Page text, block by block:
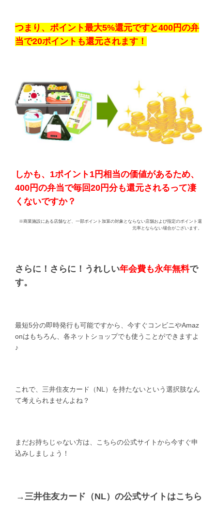
つまり、ポイント最大5%還元ですと400円の弁
当で20ポイントも還元されます！
しかも、1ポイント1円相当の価値があるため、
400円の弁当で毎回20円分も還元されるって凄
くないですか？
※商業施設にある店舗など、一部ポイント加算の対象とならない店舗および指定のポイント還
元率とならない場合がございます。
さらに！さらに！うれしい年会費も永年無料で
す。
最短5分の即時発行も可能ですから、今すぐコンビニやAmaz
onはもちろん、各ネットショップでも使うことができますよ
♪
これで、三井住友カード（NL）を持たないという選択肢なん
て考えられませんよね？
まだお持ちじゃない方は、こちらの公式サイトから今すぐ申
込みしましょう！
→三井住友カード（NL）の公式サイトはこちら